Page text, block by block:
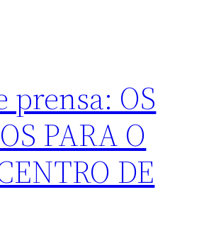
prensa: OS
PARA O
DE